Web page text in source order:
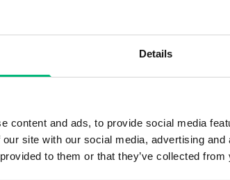
Details
content and ads, to provide social media
site with our social media, advertising
to them or that they’ve collected
förtroende - både i dialog med
stark kommunikatör som gärna tar initiativ
får leda och utveckla team. Du driver
och engagemang, och du känner igen
vilja. Du har också ett naturligt intresse
i nätverkssammanhang och ser
och nya kundkontakter.